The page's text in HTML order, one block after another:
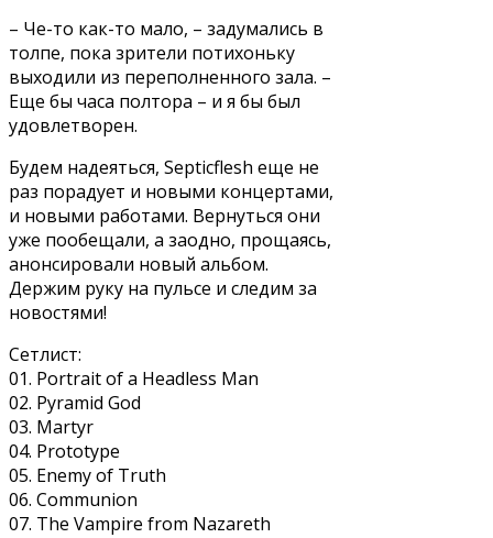
– Че-то как-то мало, – задумались в
толпе, пока зрители потихоньку
выходили из переполненного зала. –
Еще бы часа полтора – и я бы был
удовлетворен.
Будем надеяться, Septicflesh еще не
раз порадует и новыми концертами,
и новыми работами. Вернуться они
уже пообещали, а заодно, прощаясь,
анонсировали новый альбом.
Держим руку на пульсе и следим за
новостями!
Сетлист:
01. Portrait of a Headless Man
02. Pyramid God
03. Martyr
04. Prototype
05. Enemy of Truth
06. Communion
07. The Vampire from Nazareth